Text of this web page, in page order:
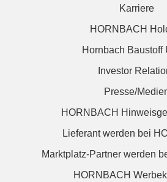
Karriere
HORNBACH
Hornbach Baustoff
Investor
Presse/
HORNBACH
Lieferant werden bei
Marktplatz-Partner werden
HORNBACH